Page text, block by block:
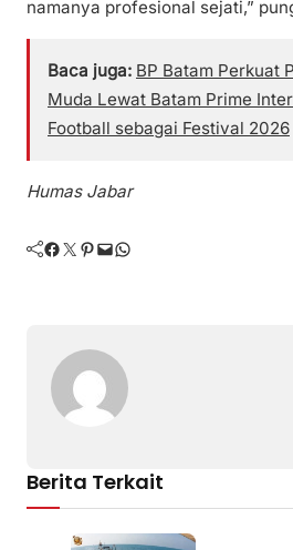
namanya profesional sejati,”
Baca juga: BP Batam Perkuat
Muda Lewat Batam Prime
Football sebagai Festival 2026
Humas Jabar
Facebook Twitter Pinterest Mail WhatsApp
Berita Terkait